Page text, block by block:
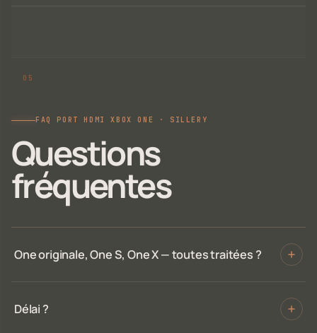
FAQ PORT HDMI XBOX ONE · SILLERY
Questions
fréquentes
One originale, One S, One X — toutes traitées ?
Délai ?